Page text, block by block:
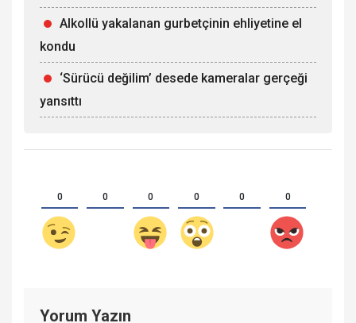
Alkollü yakalanan gurbetçinin ehliyetine el
kondu
‘Sürücü değilim’ desede kameralar gerçeği
yansıttı
0 0 0 0 0 0
Yorum Yazın